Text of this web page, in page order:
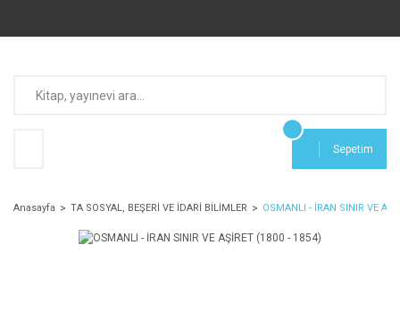
Sepetim
Anasayfa TA SOSYAL, BEŞERİ VE İDARİ BİLİMLER OSMANLI - İRAN SINIR VE